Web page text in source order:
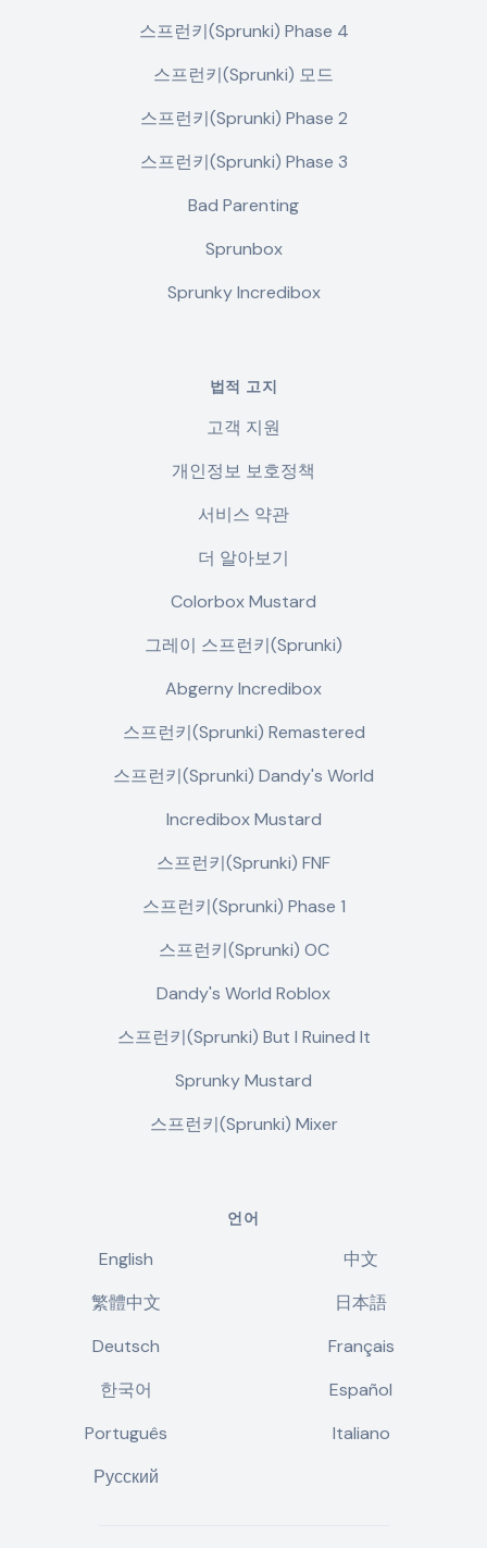
스프런키(Sprunki) Phase 4
스프런키(Sprunki) 모드
스프런키(Sprunki) Phase 2
스프런키(Sprunki) Phase 3
Bad Parenting
Sprunbox
Sprunky Incredibox
법적 고지
고객 지원
개인정보 보호정책
서비스 약관
더 알아보기
Colorbox Mustard
그레이 스프런키(Sprunki)
Abgerny Incredibox
스프런키(Sprunki) Remastered
스프런키(Sprunki) Dandy's World
Incredibox Mustard
스프런키(Sprunki) FNF
스프런키(Sprunki) Phase 1
스프런키(Sprunki) OC
Dandy's World Roblox
스프런키(Sprunki) But I Ruined It
Sprunky Mustard
스프런키(Sprunki) Mixer
언어
English
中文
繁體中文
日本語
Deutsch
Français
한국어
Español
Português
Italiano
Русский